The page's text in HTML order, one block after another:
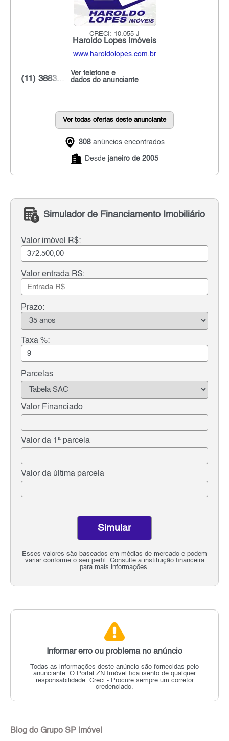
CRECI: 10.055-J
Haroldo Lopes Imóveis
www.haroldolopes.com.br
Ver telefone e
dados do anunciante
(11) 3883...
Ver todas ofertas deste anunciante
308 anúncios encontrados
Desde janeiro de 2005
Simulador de Financiamento Imobiliário
Valor imóvel R$:
Valor entrada R$:
Prazo:
Taxa %:
Parcelas
Valor Financiado
Valor da 1ª parcela
Valor da última parcela
Esses valores são baseados em médias de mercado e podem
variar conforme o seu perfil. Consulte a instituição financeira
para mais informações.
Simular
Informar erro ou problema no anúncio
Todas as informações deste anúncio são fornecidas pelo
anunciante. O Portal ZN Imóvel fica isento de qualquer
responsabilidade. Creci - Procure sempre um corretor
credenciado.
Blog do Grupo SP Imóvel